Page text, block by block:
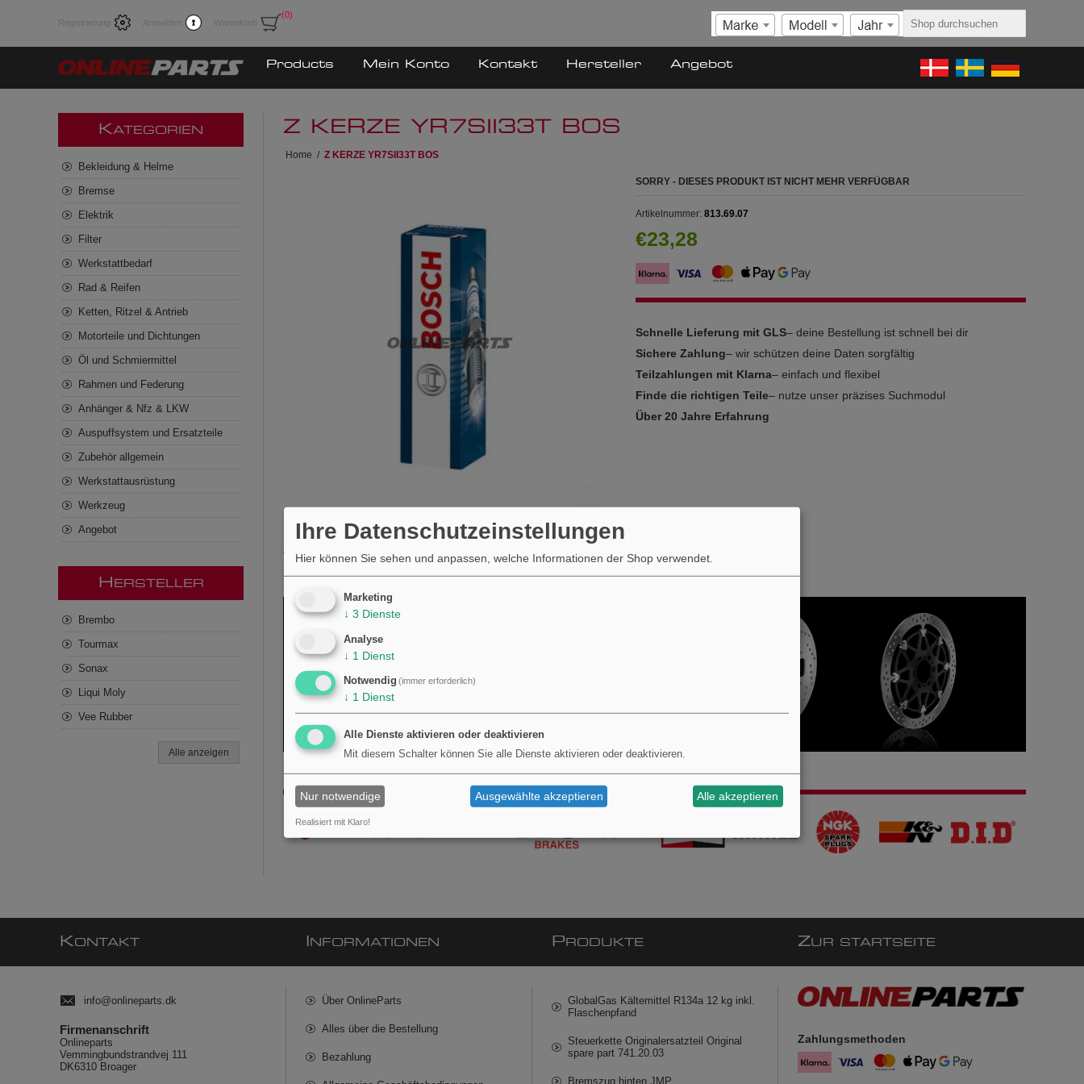
Registrierung Anmelden Warenkorb
(0)
Products Mein Konto Kontakt Hersteller Angebot
Z KERZE YR7SII33T BOS
Home / Z KERZE YR7SII33T BOS
SORRY - DIESES PRODUKT IST NICHT MEHR VERFÜGBAR
Artikelnummer: 813.69.07
€23,28
Schnelle Lieferung mit GLS– deine Bestellung ist schnell bei dir
Sichere Zahlung– wir schützen deine Daten sorgfältig
Teilzahlungen mit Klarna– einfach und flexibel
Finde die richtigen Teile– nutze unser präzises Suchmodul
Über 20 Jahre Erfahrung
Z KERZE YR7SII33T BOS
KATEGORIEN
Bekleidung & Helme
Bremse
Elektrik
Filter
Werkstattbedarf
Rad & Reifen
Ketten, Ritzel & Antrieb
Motorteile und Dichtungen
Öl und Schmiermittel
Rahmen und Federung
Anhänger & Nfz & LKW
Auspuffsystem und Ersatzteile
Zubehör allgemein
Werkstattausrüstung
Werkzeug
Angebot
H ERSTELLER
Brembo
Tourmax
Sonax
Liqui Moly
Vee Rubber
Alle anzeigen
KONTAKT
info@onlineparts.dk
Firmenanschrift
Onlineparts
Vemmingbundstrandvej 111
DK6310 Broager
NFORMATIONEN
Über OnlineParts
Alles über die Bestellung
Bezahlung
P RODUKTE
GlobalGas Kältemittel R134a 12 kg inkl.
Flaschenpfand
Steuerkette Originalersatzteil Original
spare part 741.20.03
Bremszug hinten JMP
ZUR STARTSEITE
Zahlungsmethoden
Ihre Datenschutzeinstellungen
Hier können Sie sehen und anpassen, welche Informationen der Shop verwendet.
Marketing
↓ 3 Dienste
Analyse
↓ 1 Dienst
Notwendig (immer erforderlich)
↓ 1 Dienst
Alle Dienste aktivieren oder deaktivieren
Mit diesem Schalter können Sie alle Dienste aktivieren oder deaktivieren.
Nur notwendige Ausgewählte akzeptieren Alle akzeptieren
Realisiert mit Klaro!